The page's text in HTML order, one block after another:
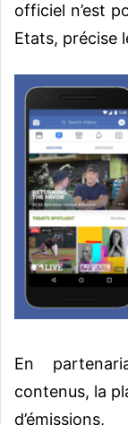
officiel n’est
Etats, précise
En
contenus, la